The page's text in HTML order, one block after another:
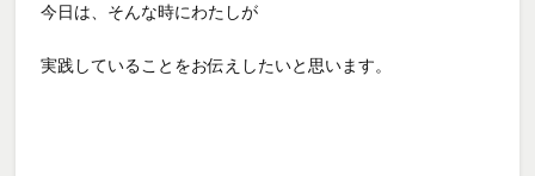
今日は、 そんな時にわたしが
実践していることをお伝えしたいと思います。